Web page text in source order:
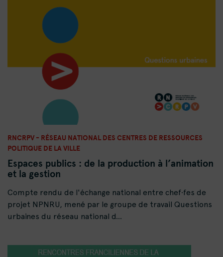
RNCRPV - RÉSEAU NATIONAL DES CENTRES DE RESSOURCES
POLITIQUE DE LA VILLE
Espaces publics : de la production à l’animation
et la gestion
Compte rendu de l'échange national entre chef·fes de
projet NPNRU, mené par le groupe de travail Questions
urbaines du réseau national d...